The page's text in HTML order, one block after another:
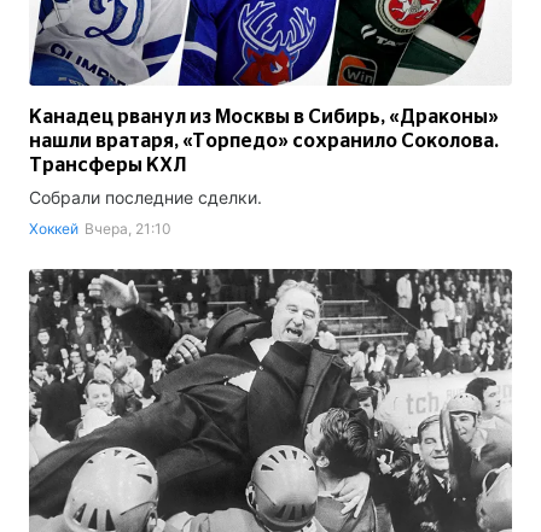
Канадец рванул из Москвы в Сибирь, «Драконы»
нашли вратаря, «Торпедо» сохранило Соколова.
Трансферы КХЛ
Собрали последние сделки.
Хоккей Вчера, 21:10